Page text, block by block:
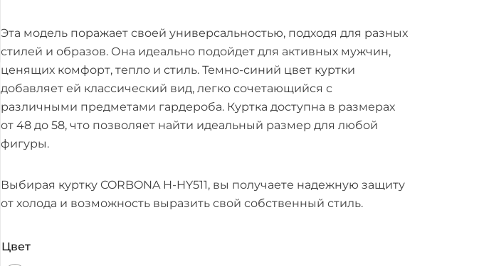
Эта модель поражает своей универсальностью, подходя для разных
стилей и образов. Она идеально подойдет для активных мужчин,
ценящих комфорт, тепло и стиль. Темно-синий цвет куртки
добавляет ей классический вид, легко сочетающийся с
различными предметами гардероба. Куртка доступна в размерах
от 48 до 58, что позволяет найти идеальный размер для любой
фигуры.
Выбирая куртку CORBONA H-HY511, вы получаете надежную защиту
от холода и возможность выразить свой собственный стиль.
Цвет